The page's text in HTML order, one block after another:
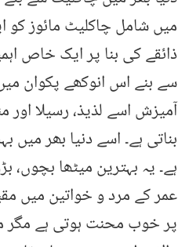
میں شامل چاکلیٹ مائوز کو
ذائقے کی بنا پر ایک خاص
سے بنے اس انوکھے پکوان
آمیزش اسے لذیذ، رسیلا اور
بناتی ہے۔ اسے دنیا بھر
ہے۔ یہ بہترین میٹھا بچوں،
عمر کے مرد و خواتین میں
پر خوب محنت ہوتی ہے